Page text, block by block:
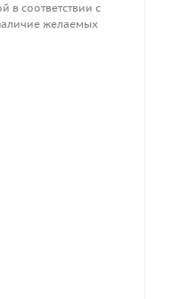
в соответствии с
желаемых